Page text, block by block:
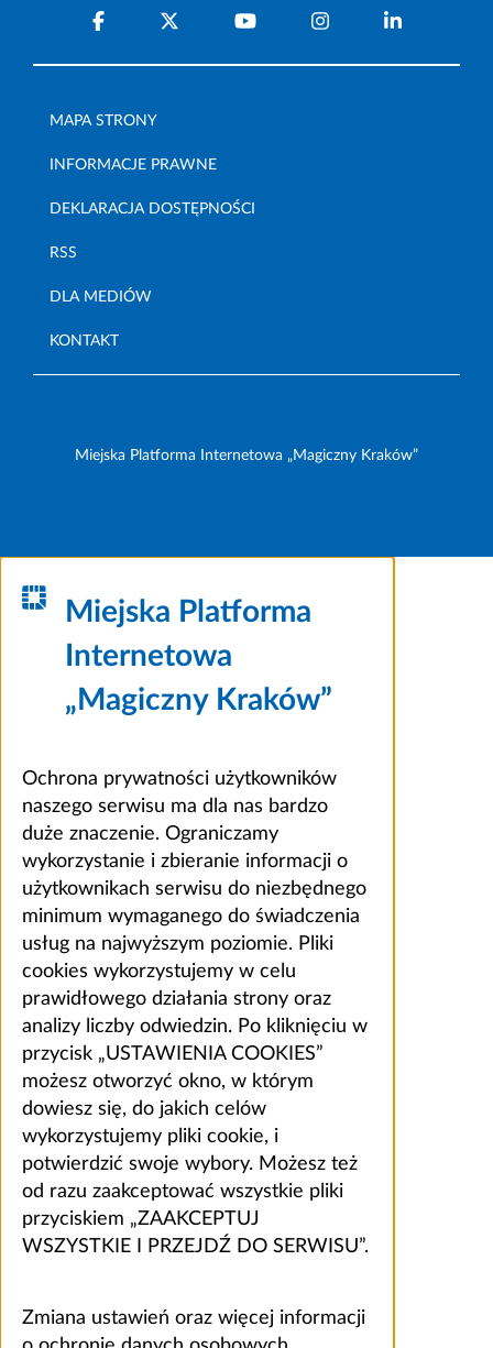
MAPA STRONY
INFORMACJE PRAWNE
DEKLARACJA DOSTĘPNOŚCI
RSS
DLA MEDIÓW
KONTAKT
Miejska Platforma Internetowa „Magiczny Kraków”
Miejska Platforma
Internetowa
„Magiczny Kraków”
Ochrona prywatności użytkowników
naszego serwisu ma dla nas bardzo
duże znaczenie. Ograniczamy
wykorzystanie i zbieranie informacji o
użytkownikach serwisu do niezbędnego
minimum wymaganego do świadczenia
usług na najwyższym poziomie. Pliki
cookies wykorzystujemy w celu
prawidłowego działania strony oraz
analizy liczby odwiedzin. Po kliknięciu w
przycisk „USTAWIENIA COOKIES”
możesz otworzyć okno, w którym
dowiesz się, do jakich celów
wykorzystujemy pliki cookie, i
potwierdzić swoje wybory. Możesz też
od razu zaakceptować wszystkie pliki
przyciskiem „ZAAKCEPTUJ
WSZYSTKIE I PRZEJDŹ DO SERWISU”.
Zmiana ustawień oraz więcej informacji